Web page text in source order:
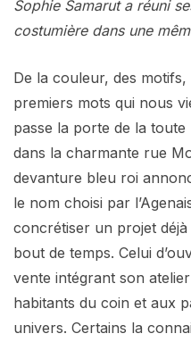
Sophie Samarut a réuni
costumière dans une
De la couleur, des motifs,
premiers mots qui nous
passe la porte de la
dans la charmante rue
devanture bleu roi
le nom choisi par
concrétiser un projet
bout de temps. Celui
vente intégrant son
habitants du coin et aux
univers. Certains la